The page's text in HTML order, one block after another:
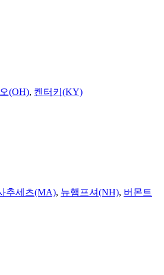
(OH), 켄터키(KY)
추세츠(MA), 뉴햄프셔(NH), 버몬트